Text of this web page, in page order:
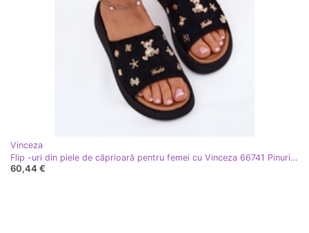
Vinceza
Flip -uri din piele de căprioară pentru femei cu Vinceza 66741 Pinuri negre negru
60,44 €